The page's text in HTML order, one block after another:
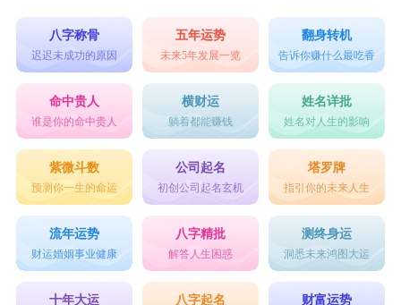
八字称骨
迟迟未成功的原因
五年运势
未来5年发展一览
翻身转机
告诉你赚什么最吃香
命中贵人
谁是你的命中贵人
横财运
躺着都能赚钱
姓名详批
姓名对人生的影响
紫微斗数
预测你一生的命运
公司起名
初创公司起名玄机
塔罗牌
指引你的未来人生
流年运势
财运婚姻事业健康
八字精批
解答人生困惑
测终身运
洞悉未来鸿图大运
十年大运 八字起名 财富运势